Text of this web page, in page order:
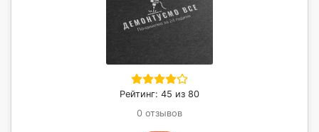
Рейтинг: 45 из 80
0 отзывов